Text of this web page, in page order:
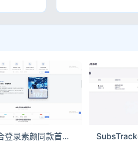
彩虹聚合登录素颜同款首页简约模板